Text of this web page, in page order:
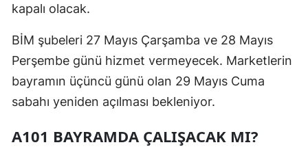
kapalı olacak.
BİM şubeleri 27 Mayıs Çarşamba ve 28 Mayıs
Perşembe günü hizmet vermeyecek. Marketlerin
bayramın üçüncü günü olan 29 Mayıs Cuma
sabahı yeniden açılması bekleniyor.
A101 BAYRAMDA ÇALIŞACAK MI?